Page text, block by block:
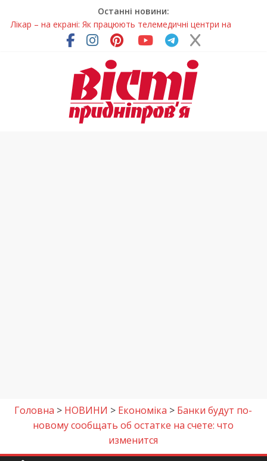
Останні новини:
Лікар – на екрані: Як працюють телемедичні центри на
Дніпропетровщині
У Дніпрі триває масштабна підготовка до опалювального
Пошуки тривають: на Дніпропетровщині досліджують місце
розташування легендарного монастиря (Фото)
Ветерани Дніпропетровщини отримують шанс на власне
Головна > НОВИНИ > Економіка > Банки будут по-
новому сообщать об остатке на счете: что
изменится